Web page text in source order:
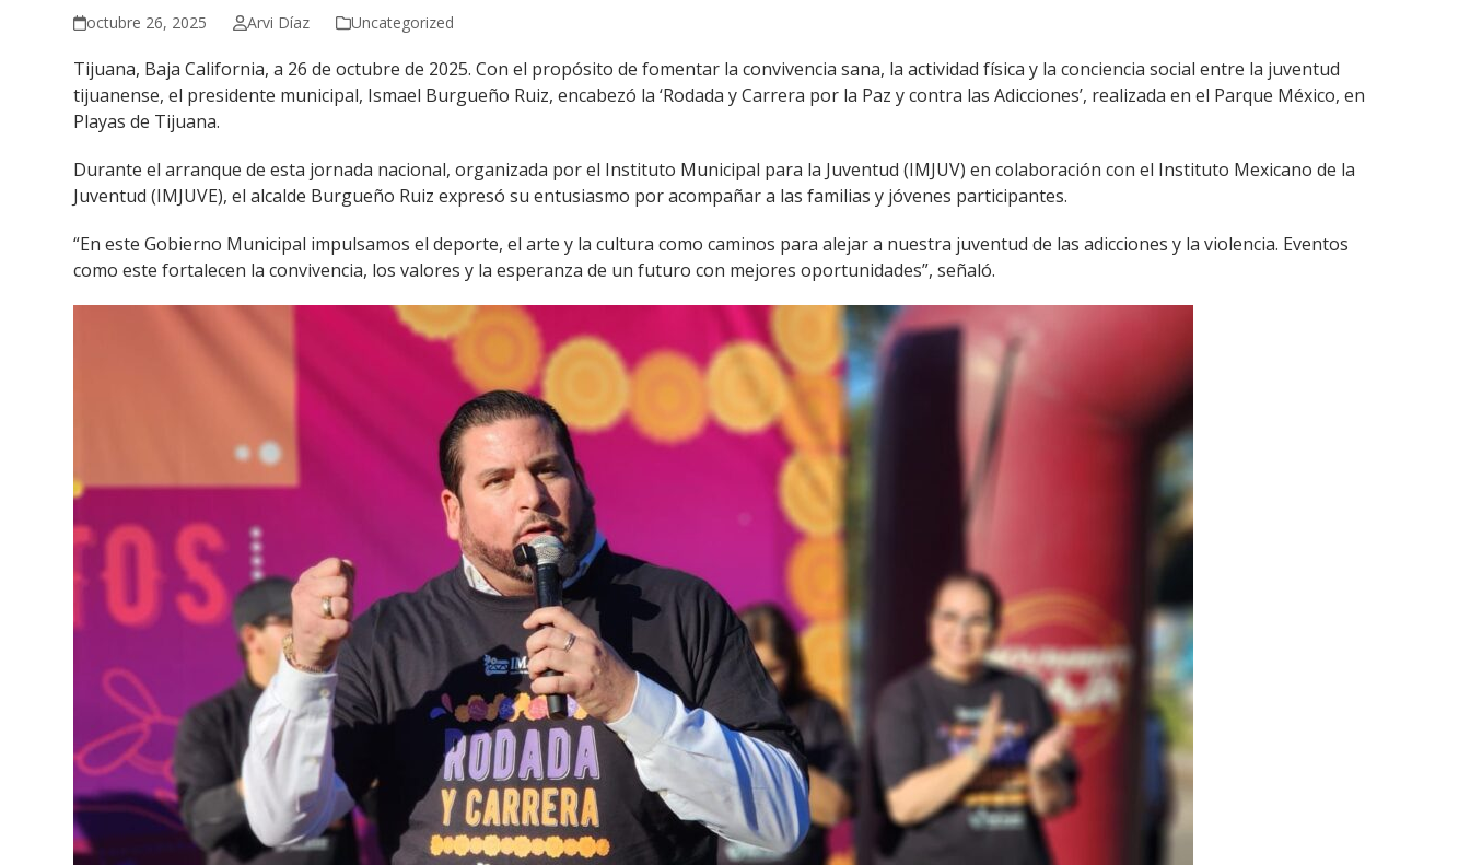
octubre 26, 2025 Arvi Díaz Uncategorized
Tijuana, Baja California, a 26 de octubre de 2025. Con el propósito de fomentar la convivencia sana, la actividad física y la conciencia social entre la juventud
tijuanense, el presidente municipal, Ismael Burgueño Ruiz, encabezó la ‘Rodada y Carrera por la Paz y contra las Adicciones’, realizada en el Parque México, en
Playas de Tijuana.
Durante el arranque de esta jornada nacional, organizada por el Instituto Municipal para la Juventud (IMJUV) en colaboración con el Instituto Mexicano de la
Juventud (IMJUVE), el alcalde Burgueño Ruiz expresó su entusiasmo por acompañar a las familias y jóvenes participantes.
“En este Gobierno Municipal impulsamos el deporte, el arte y la cultura como caminos para alejar a nuestra juventud de las adicciones y la violencia. Eventos
como este fortalecen la convivencia, los valores y la esperanza de un futuro con mejores oportunidades”, señaló.